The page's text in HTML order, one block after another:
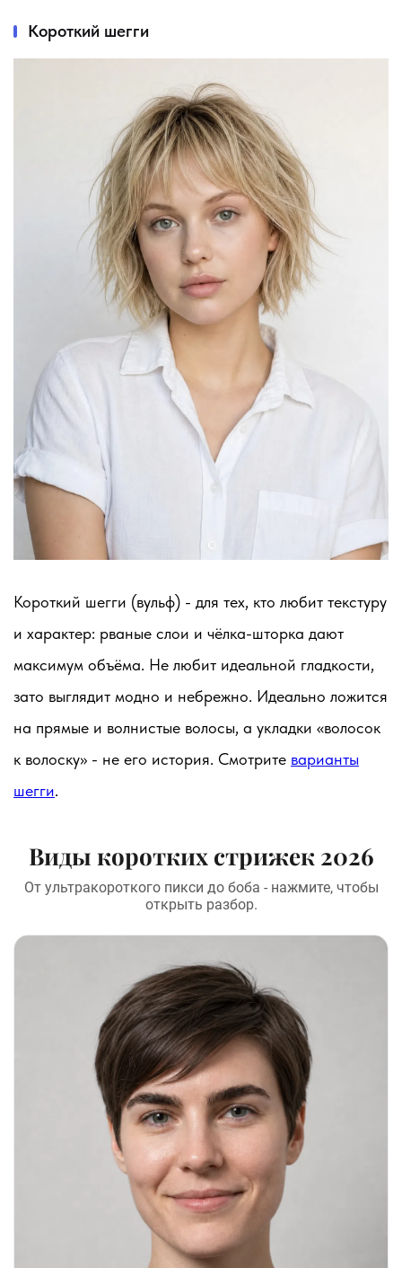
Короткий шегги
Короткий шегги (вульф) - для тех, кто любит текстуру
и характер: рваные слои и чёлка-шторка дают
максимум объёма. Не любит идеальной гладкости,
зато выглядит модно и небрежно. Идеально ложится
на прямые и волнистые волосы, а укладки «волосок
к волоску» - не его история. Смотрите варианты
шегги.
Виды коротких стрижек 2026
От ультракороткого пикси до боба - нажмите, чтобы
открыть разбор.